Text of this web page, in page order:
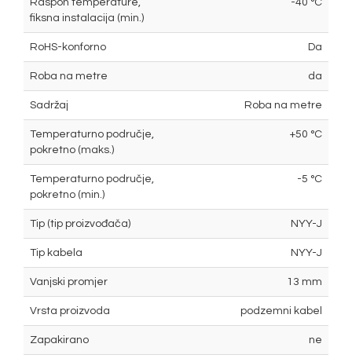
Raspon temperature,
fiksna instalacija (min.)
-40 °C
RoHS-konforno Da
Roba na metre da
Sadržaj Roba na metre
Temperaturno područje,
pokretno (maks.)
+50 °C
Temperaturno područje,
pokretno (min.)
-5 °C
Tip (tip proizvođača) NYY-J
Tip kabela NYY-J
Vanjski promjer 13 mm
Vrsta proizvoda podzemni kabel
Zapakirano ne